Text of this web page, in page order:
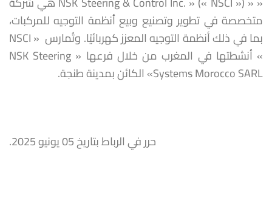
متخصصة في تطوير وتصنيع وبيع أنظمة التوجيه للمركبات،
بما في ذلك أنظمة التوجيه المعزز كهربائيًا. وتُمارس « NSCI
» أنشطتها في المغرب من خلال فرعها « NSK Steering
Systems Morocco SARL» الكائن بمدينة طنجة.
حرر في الرباط بتاريخ 05 يونيو 2025.